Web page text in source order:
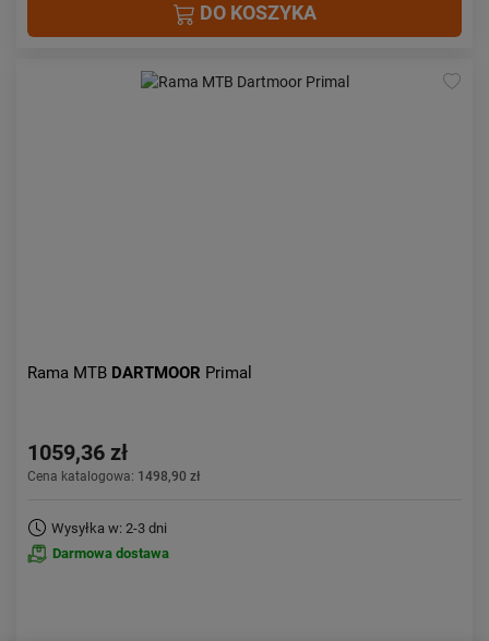
DO KOSZYKA
Rama MTB DARTMOOR Primal
1059,36 zł
Cena katalogowa: 1498,90 zł
Wysyłka w: 2-3 dni
Darmowa dostawa